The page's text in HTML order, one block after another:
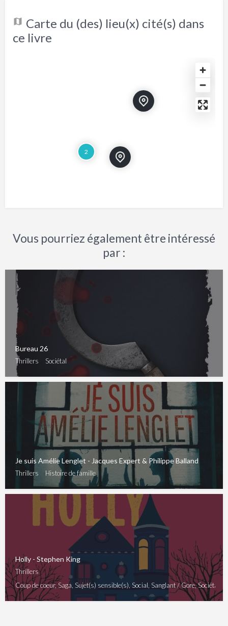
Carte du (des) lieu(x) cité(s) dans
ce livre
2
Vous pourriez également être intéressé
par :
Bureau 26
Thrillers Sociétal
Je suis Amélie Lenglet - Jacques Expert & Philippe Balland
Thrillers Histoire de famille
Holly - Stephen King
Thrillers
Coup de coeur, Saga, Sujet(s) sensible(s), Social, Sanglant / Gore, Sociétal